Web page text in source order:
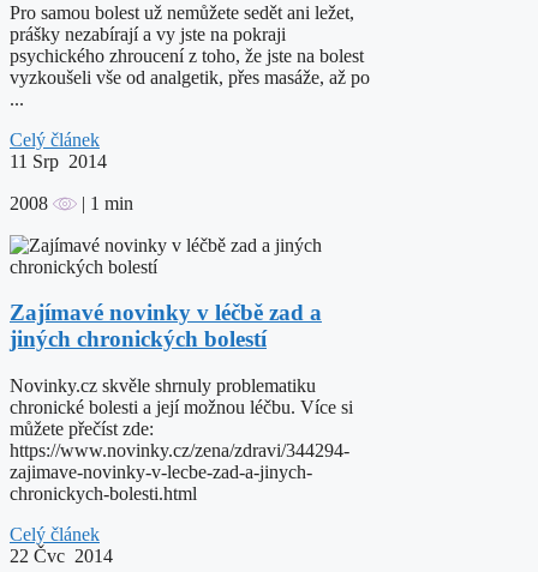
Pro samou bolest už nemůžete sedět ani ležet,
prášky nezabírají a vy jste na pokraji
psychického zhroucení z toho, že jste na bolest
vyzkoušeli vše od analgetik, přes masáže, až po
...
Celý článek
11 Srp 2014
2008 | 1 min
Zajímavé novinky v léčbě zad a
jiných chronických bolestí
Novinky.cz skvěle shrnuly problematiku
chronické bolesti a její možnou léčbu. Více si
můžete přečíst zde:
https://www.novinky.cz/zena/zdravi/344294-
zajimave-novinky-v-lecbe-zad-a-jinych-
chronickych-bolesti.html
Celý článek
22 Čvc 2014